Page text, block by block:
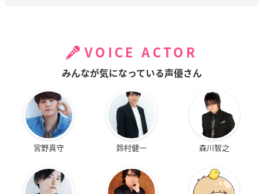
VOICE ACTOR
みんなが気になっている声優さん
宮野真守 鈴村健一 森川智之